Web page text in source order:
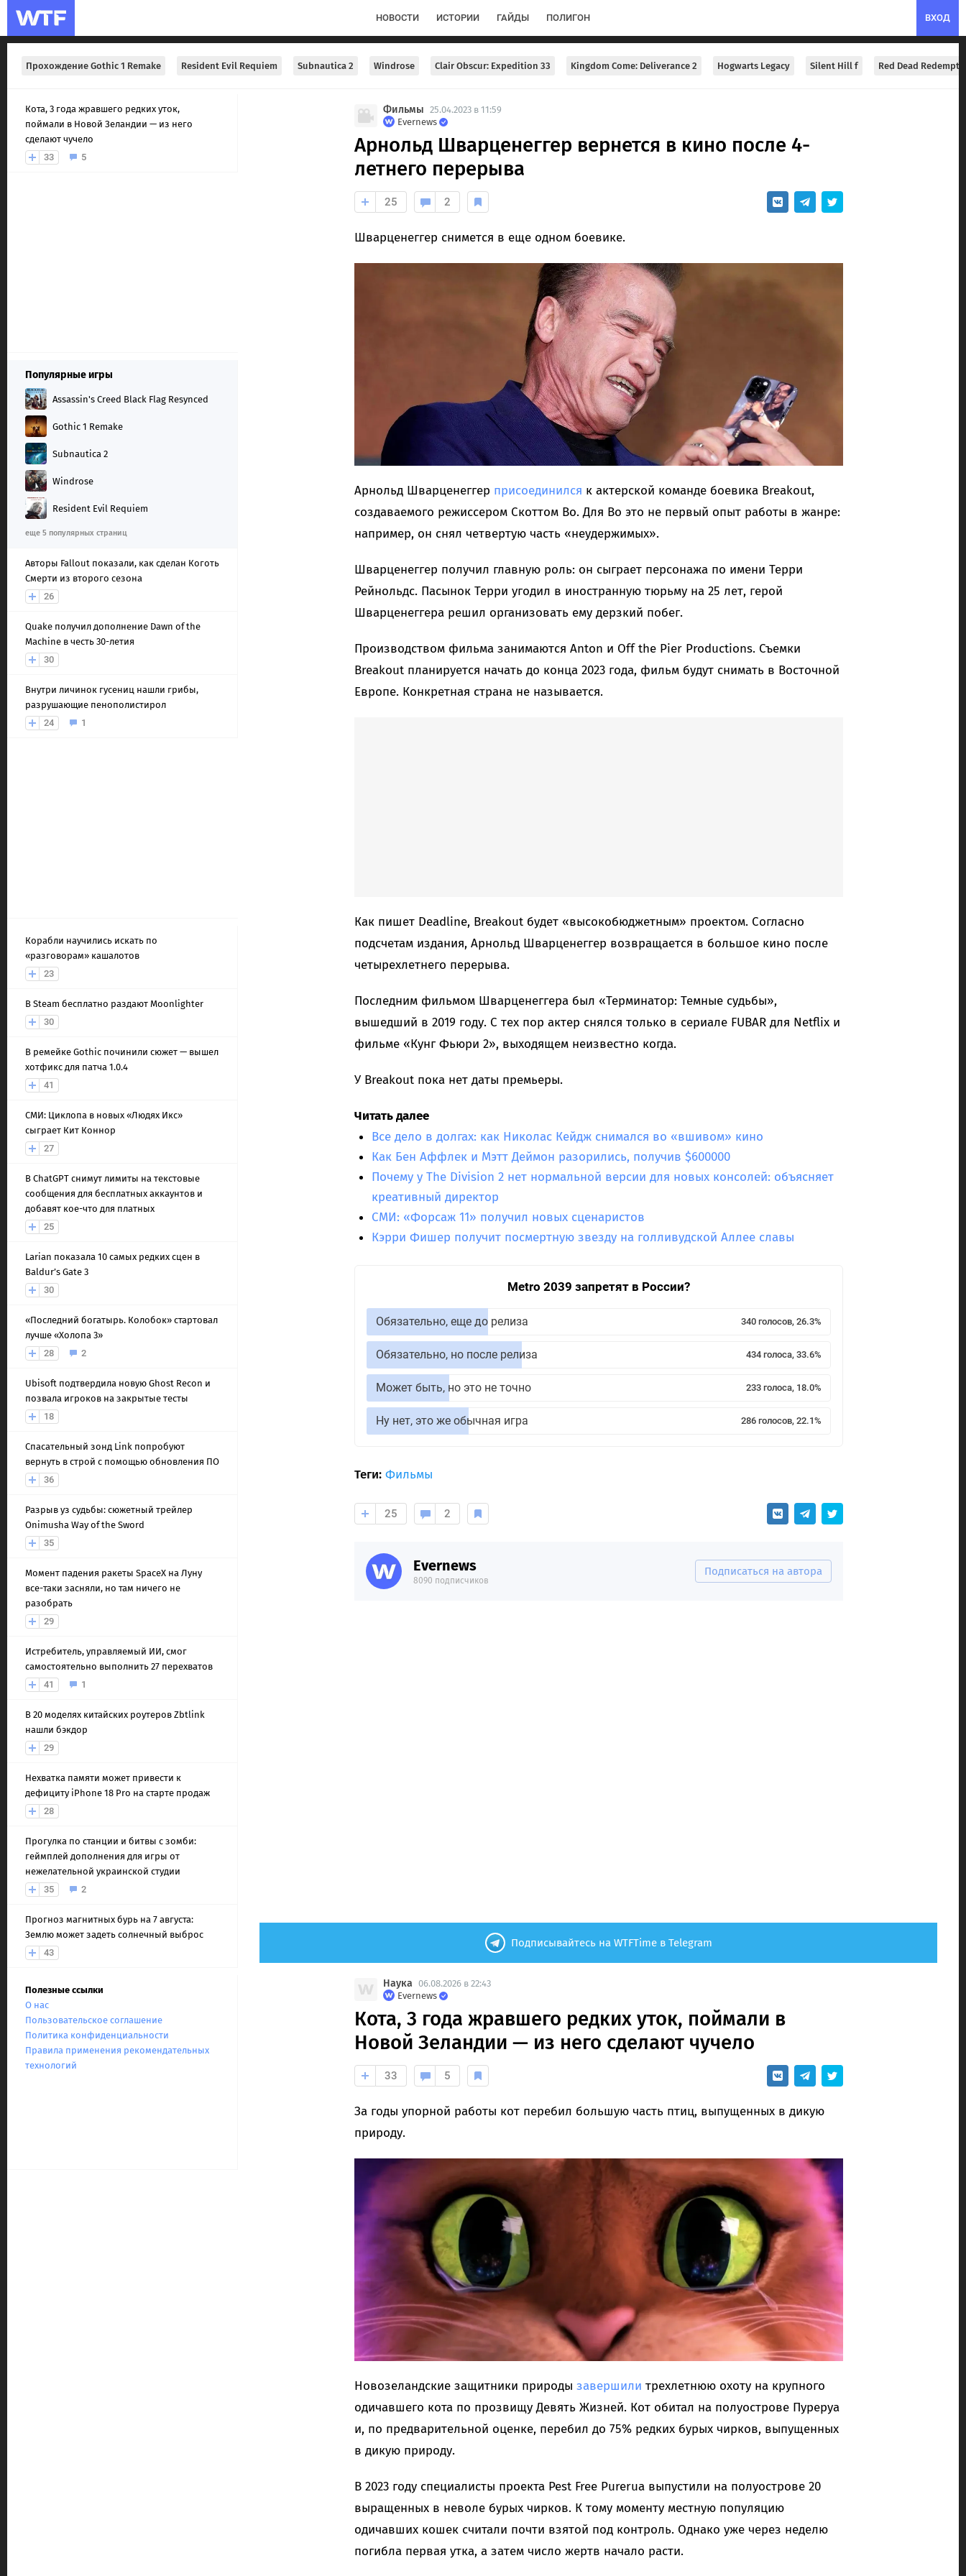
ВХОД
НОВОСТИ ИСТОРИИ ГАЙДЫ ПОЛИГОН
Прохождение Gothic 1 Remake Resident Evil Requiem Subnautica 2 Windrose Clair Obscur: Expedition 33 Kingdom Come: Deliverance 2 Hogwarts Legacy Silent Hill f Red Dead
Кота, 3 года жравшего редких уток,
поймали в Новой Зеландии — из него
сделают чучело
33
5
Популярные игры
Assassin's Creed Black Flag Resynced
Gothic 1 Remake
Subnautica 2
Windrose
Resident Evil Requiem
еще 5 популярных страниц
Авторы Fallout показали, как сделан Коготь
Смерти из второго сезона
26
Quake получил дополнение Dawn of the
Machine в честь 30-летия
30
Внутри личинок гусениц нашли грибы,
разрушающие пенополистирол
24
1
Корабли научились искать по
«разговорам» кашалотов
23
В Steam бесплатно раздают Moonlighter
30
В ремейке Gothic починили сюжет — вышел
хотфикс для патча 1.0.4
41
СМИ: Циклопа в новых «Людях Икс»
сыграет Кит Коннор
27
В ChatGPT снимут лимиты на текстовые
сообщения для бесплатных аккаунтов и
добавят кое-что для платных
25
Larian показала 10 самых редких сцен в
Baldur’s Gate 3
30
«Последний богатырь. Колобок» стартовал
лучше «Холопа 3»
28
2
Ubisoft подтвердила новую Ghost Recon и
позвала игроков на закрытые тесты
18
Спасательный зонд Link попробуют
вернуть в строй с помощью обновления ПО
36
Разрыв уз судьбы: сюжетный трейлер
Onimusha Way of the Sword
35
Момент падения ракеты SpaceX на Луну
все-таки засняли, но там ничего не
разобрать
29
Истребитель, управляемый ИИ, смог
самостоятельно выполнить 27 перехватов
41
1
В 20 моделях китайских роутеров Zbtlink
нашли бэкдор
29
Нехватка памяти может привести к
дефициту iPhone 18 Pro на старте продаж
28
Прогулка по станции и битвы с зомби:
геймплей дополнения для игры от
нежелательной украинской студии
35
2
Прогноз магнитных бурь на 7 августа:
Землю может задеть солнечный выброс
43
Полезные ссылки
О нас
Пользовательское соглашение
Политика конфиденциальности
Правила применения рекомендательных
технологий
Фильмы 25.04.2023 в 11:59
Evernews
Арнольд Шварценеггер вернется в кино после 4-
летнего перерыва
25 2
Шварценеггер снимется в еще одном боевике.
Арнольд Шварценеггер присоединился к актерской команде боевика Breakout,
создаваемого режиссером Скоттом Во. Для Во это не первый опыт работы в жанре:
например, он снял четвертую часть «неудержимых».
Шварценеггер получил главную роль: он сыграет персонажа по имени Терри
Рейнольдс. Пасынок Терри угодил в иностранную тюрьму на 25 лет, герой
Шварценеггера решил организовать ему дерзкий побег.
Производством фильма занимаются Anton и Off the Pier Productions. Съемки
Breakout планируется начать до конца 2023 года, фильм будут снимать в Восточной
Европе. Конкретная страна не называется.
Как пишет Deadline, Breakout будет «высокобюджетным» проектом. Согласно
подсчетам издания, Арнольд Шварценеггер возвращается в большое кино после
четырехлетнего перерыва.
Последним фильмом Шварценеггера был «Терминатор: Темные судьбы»,
вышедший в 2019 году. С тех пор актер снялся только в сериале FUBAR для Netflix и
фильме «Кунг Фьюри 2», выходящем неизвестно когда.
У Breakout пока нет даты премьеры.
Читать далее
Все дело в долгах: как Николас Кейдж снимался во «вшивом» кино
Как Бен Аффлек и Мэтт Деймон разорились, получив $600000
Почему у The Division 2 нет нормальной версии для новых консолей: объясняет
креативный директор
СМИ: «Форсаж 11» получил новых сценаристов
Кэрри Фишер получит посмертную звезду на голливудской Аллее славы
Metro 2039 запретят в России?
Обязательно, еще до релиза 340 голосов, 26.3%
Обязательно, но после релиза 434 голоса, 33.6%
Может быть, но это не точно 233 голоса, 18.0%
Ну нет, это же обычная игра 286 голосов, 22.1%
Теги: Фильмы
25 2
Evernews
8090 подписчиков
Подписаться на автора
Подписывайтесь на WTFTime в Telegram
Наука 06.08.2026 в 22:43
Evernews
Кота, 3 года жравшего редких уток, поймали в
Новой Зеландии — из него сделают чучело
33 5
За годы упорной работы кот перебил большую часть птиц, выпущенных в дикую
природу.
Новозеландские защитники природы завершили трехлетнюю охоту на крупного
одичавшего кота по прозвищу Девять Жизней. Кот обитал на полуострове Пуреруа
и, по предварительной оценке, перебил до 75% редких бурых чирков, выпущенных
в дикую природу.
В 2023 году специалисты проекта Pest Free Purerua выпустили на полуострове 20
выращенных в неволе бурых чирков. К тому моменту местную популяцию
одичавших кошек считали почти взятой под контроль. Однако уже через неделю
погибла первая утка, а затем число жертв начало расти.